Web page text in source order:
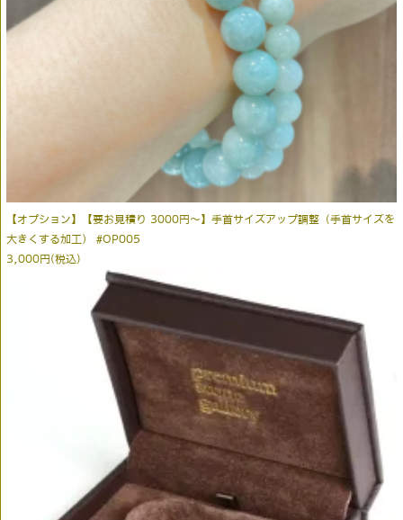
【オプション】【要お見積り 3000円～】手首サイズアップ調整（手首サイズを
大きくする加工） #OP005
3,000円(税込)